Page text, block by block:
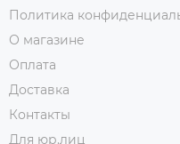
Политика
О магазине
Оплата
Доставка
Контакты
Для юр.лиц